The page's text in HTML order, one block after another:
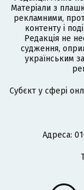
Матеріали з
рекламними,
контенту і
Редакція не
судження,
українським
Cубєкт у сфері
Адреса: